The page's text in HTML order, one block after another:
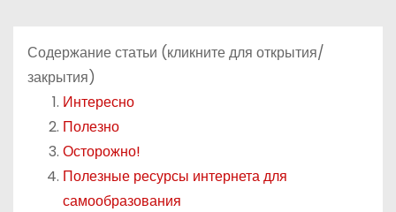
Содержание статьи (кликните для открытия/
закрытия)
Интересно
Полезно
Осторожно!
Полезные ресурсы интернета для
самообразования